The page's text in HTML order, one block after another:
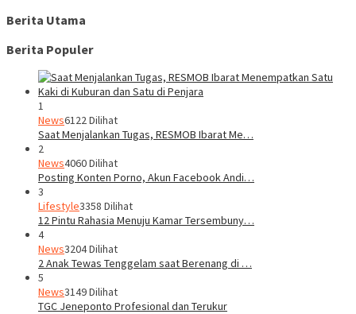
Berita Utama
Berita Populer
1
News6122 Dilihat
Saat Menjalankan Tugas, RESMOB Ibarat Me…
2
News4060 Dilihat
Posting Konten Porno, Akun Facebook Andi…
3
Lifestyle3358 Dilihat
12 Pintu Rahasia Menuju Kamar Tersembuny…
4
News3204 Dilihat
2 Anak Tewas Tenggelam saat Berenang di …
5
News3149 Dilihat
TGC Jeneponto Profesional dan Terukur